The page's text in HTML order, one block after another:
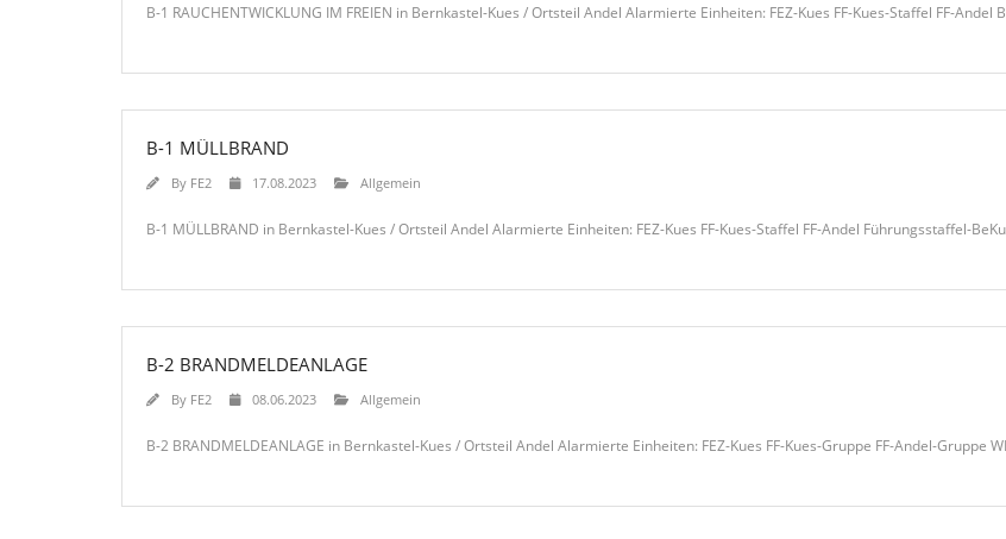
B-1 RAUCHENTWICKLUNG IM FREIEN in Bernkastel-Kues / Ortsteil Andel Alarmierte Einheiten: FEZ-Kues FF-Kues-Staffel FF-Andel
B-1 MÜLLBRAND
By FE2 17.08.2023 Allgemein
B-1 MÜLLBRAND in Bernkastel-Kues / Ortsteil Andel Alarmierte Einheiten: FEZ-Kues FF-Kues-Staffel FF-Andel Führungsstaffel-
B-2 BRANDMELDEANLAGE
By FE2 08.06.2023 Allgemein
B-2 BRANDMELDEANLAGE in Bernkastel-Kues / Ortsteil Andel Alarmierte Einheiten: FEZ-Kues FF-Kues-Gruppe FF-Andel-Gruppe